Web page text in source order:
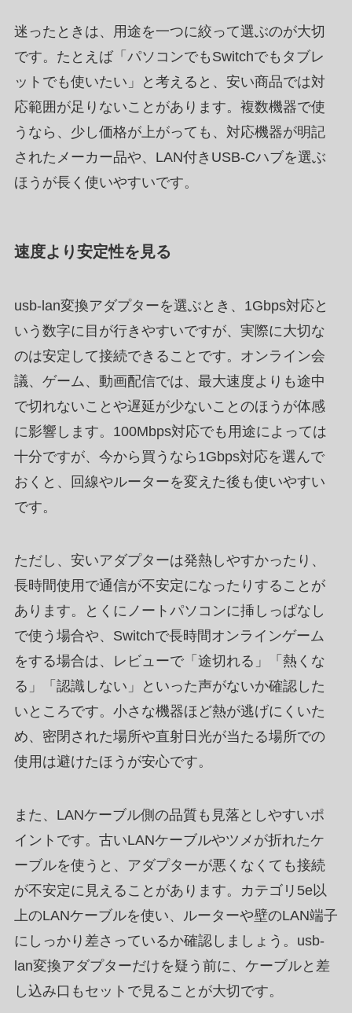
迷ったときは、用途を一つに絞って選ぶのが大切
です。たとえば「パソコンでもSwitchでもタブレ
ットでも使いたい」と考えると、安い商品では対
応範囲が足りないことがあります。複数機器で使
うなら、少し価格が上がっても、対応機器が明記
されたメーカー品や、LAN付きUSB-Cハブを選ぶ
ほうが長く使いやすいです。
速度より安定性を見る
usb-lan変換アダプターを選ぶとき、1Gbps対応と
いう数字に目が行きやすいですが、実際に大切な
のは安定して接続できることです。オンライン会
議、ゲーム、動画配信では、最大速度よりも途中
で切れないことや遅延が少ないことのほうが体感
に影響します。100Mbps対応でも用途によっては
十分ですが、今から買うなら1Gbps対応を選んで
おくと、回線やルーターを変えた後も使いやすい
です。
ただし、安いアダプターは発熱しやすかったり、
長時間使用で通信が不安定になったりすることが
あります。とくにノートパソコンに挿しっぱなし
で使う場合や、Switchで長時間オンラインゲーム
をする場合は、レビューで「途切れる」「熱くな
る」「認識しない」といった声がないか確認した
いところです。小さな機器ほど熱が逃げにくいた
め、密閉された場所や直射日光が当たる場所での
使用は避けたほうが安心です。
また、LANケーブル側の品質も見落としやすいポ
イントです。古いLANケーブルやツメが折れたケ
ーブルを使うと、アダプターが悪くなくても接続
が不安定に見えることがあります。カテゴリ5e以
上のLANケーブルを使い、ルーターや壁のLAN端子
にしっかり差さっているか確認しましょう。usb-
lan変換アダプターだけを疑う前に、ケーブルと差
し込み口もセットで見ることが大切です。